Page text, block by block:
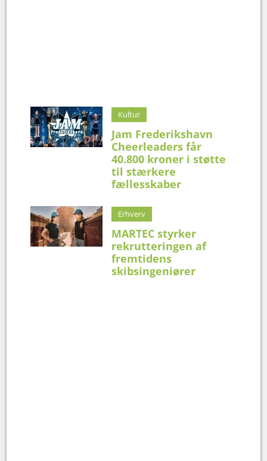
Kultur
Jam Frederikshavn
Cheerleaders får
40.800 kroner i støtte
til stærkere
fællesskaber
Erhverv
MARTEC styrker
rekrutteringen af
fremtidens
skibsingeniører